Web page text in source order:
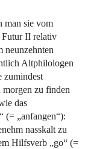
man sie vom
Futur II relativ
neunzehnten
Altphilologen
zumindest
zu finden
das
(= „anfangen“):
nasskalt zu
Hilfsverb „go“ (=